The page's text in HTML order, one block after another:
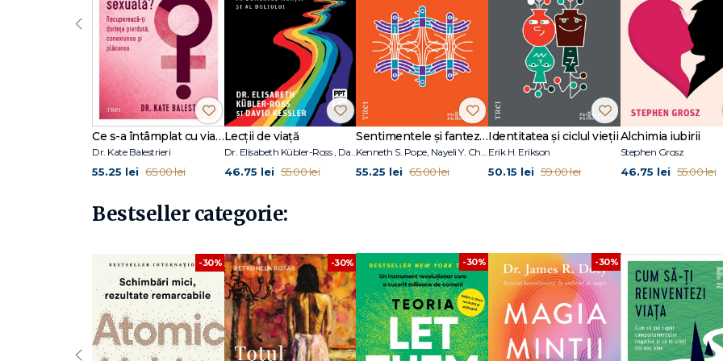
Ce s-a întâmplat cu viața mea sexuală?
Dr. Kate Balestrieri
55.25 lei 65.00 lei
Lecții de viață
Dr. Elisabeth Kübler-Ross , David Kessler
46.75 lei 55.00 lei
Sentimentele și fanteziile sexuale ale terapeuților
55.25 lei 65.00 lei
Identitatea și ciclul vieții
Erik H. Erikson
50.15 lei 59.00 lei
Alchimia iubirii
Stephen Grosz
46.75 lei 55.00 lei
‹
Bestseller categorie:
-30% -30% -30% -30%
‹